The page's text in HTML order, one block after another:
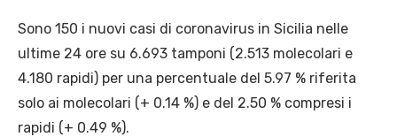
Sono 150 i nuovi casi di coronavirus in Sicilia nelle
ultime 24 ore su 6.693 tamponi (2.513 molecolari e
4.180 rapidi) per una percentuale del 5.97 % riferita
solo ai molecolari (+ 0.14 %) e del 2.50 % compresi i
rapidi (+ 0.49 %).